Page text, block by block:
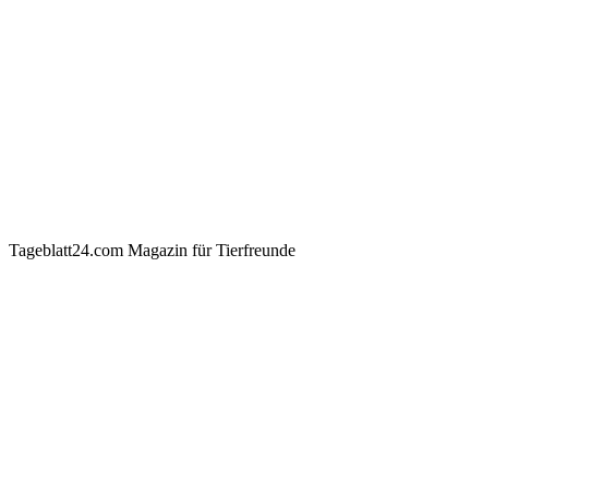
Tageblatt24.com Magazin für Tierfreunde